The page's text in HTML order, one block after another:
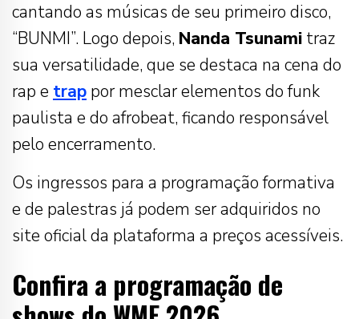
cantando as músicas de seu primeiro disco,
“BUNMI”. Logo depois, Nanda Tsunami traz
sua versatilidade, que se destaca na cena do
rap e trap por mesclar elementos do funk
paulista e do afrobeat, ficando responsável
pelo encerramento.
Os ingressos para a programação formativa
e de palestras já podem ser adquiridos no
site oficial da plataforma a preços acessíveis.
Confira a programação de